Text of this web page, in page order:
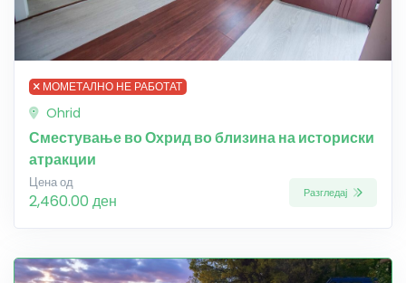
МОМЕТАЛНО НЕ РАБОТАТ
Ohrid
Сместување во Охрид во близина на историски
атракции
Цена од
2,460.00 ден Разгледај